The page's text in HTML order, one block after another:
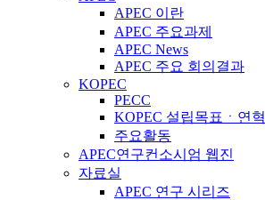
APEC 이란
APEC 주요과제
APEC News
APEC 주요 회의결과
KOPEC
PECC
KOPEC 설립목표ㆍ연혁
주요활동
APEC연구컨소시엄 웹진
자료실
APEC 연구 시리즈